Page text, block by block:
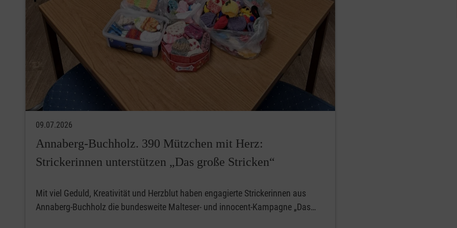
09.07.2026
Annaberg-Buchholz. 390 Mützchen mit Herz:
Strickerinnen unterstützen „Das große Stricken“
Mit viel Geduld, Kreativität und Herzblut haben engagierte Strickerinnen aus
Annaberg-Buchholz die bundesweite Malteser- und innocent-Kampagne „Das…